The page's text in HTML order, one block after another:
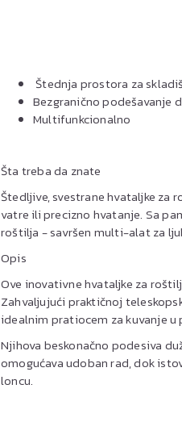
Štednja prostora za
Bezgranično podešavanje
Multifunkcionalno
Šta treba da znate
Štedljive, svestrane hvataljke za
vatre ili precizno hvatanje. Sa
roštilja - savršen multi-alat za
Opis
Ove inovativne hvataljke za
Zahvaljujući praktičnoj
idealnim pratiocem za kuvanje
Njihova beskonačno podesiva
omogućava udoban rad, dok
loncu.